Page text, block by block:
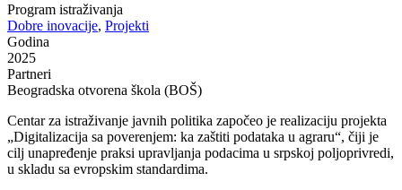
Program istraživanja
Dobre inovacije, Projekti
Godina
2025
Partneri
Beogradska otvorena škola (BOŠ)
Centar za istraživanje javnih politika započeo je realizaciju projekta
„Digitalizacija sa poverenjem: ka zaštiti podataka u agraru“, čiji je
cilj unapređenje praksi upravljanja podacima u srpskoj poljoprivredi,
u skladu sa evropskim standardima.